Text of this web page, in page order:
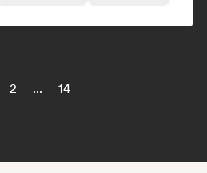
2 ... 14